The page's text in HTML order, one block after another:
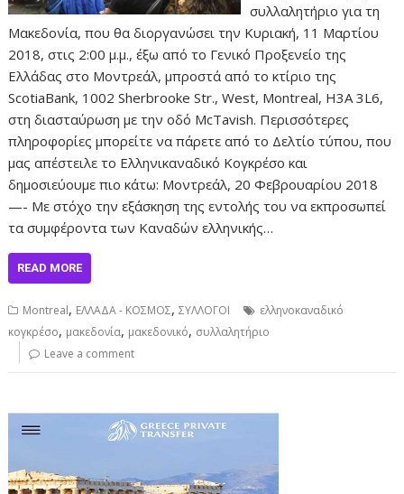
συλλαλητήριο για τη
Μακεδονία, που θα διοργανώσει την Κυριακή, 11 Μαρτίου
2018, στις 2:00 μ.μ., έξω από το Γενικό Προξενείο της
Ελλάδας στο Μοντρεάλ, μπροστά από το κτίριο της
ScotiaBank, 1002 Sherbrooke Str., West, Montreal, H3A 3L6,
στη διασταύρωση με την οδό McTavish. Περισσότερες
πληροφορίες μπορείτε να πάρετε από το Δελτίο τύπου, που
μας απέστειλε το Ελληνικαναδικό Κογκρέσο και
δημοσιεύουμε πιο κάτω: Μοντρεάλ, 20 Φεβρουαρίου 2018
—- Με στόχο την εξάσκηση της εντολής του να εκπροσωπεί
τα συμφέροντα των Καναδών ελληνικής…
READ MORE
Montreal, ΕΛΛΑΔΑ - ΚΟΣΜΟΣ,ΣΥΛΛΟΓΟΙ
ελληνοκαναδικό
κογκρέσο, μακεδονία, μακεδονικό, συλλαλητήριο
Leave a comment